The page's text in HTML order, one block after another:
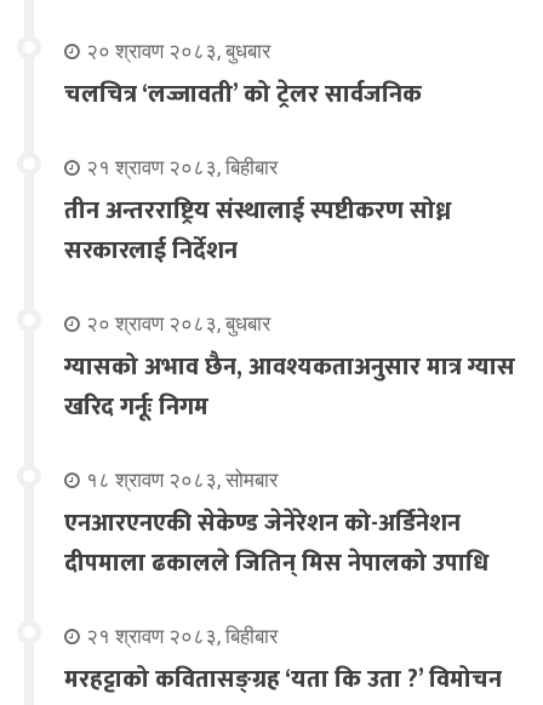
२० श्रावण २०८३, बुधबार
चलचित्र ‘लज्जावती’ को ट्रेलर सार्वजनिक
२१ श्रावण २०८३, बिहीबार
तीन अन्तरराष्ट्रिय संस्थालाई स्पष्टीकरण सोध्न
सरकारलाई निर्देशन
२० श्रावण २०८३, बुधबार
ग्यासको अभाव छैन, आवश्यकताअनुसार मात्र ग्यास
खरिद गर्नूः निगम
१८ श्रावण २०८३, सोमबार
एनआरएनएकी सेकेण्ड जेनेरेशन को-अर्डिनेशन
दीपमाला ढकालले जितिन् मिस नेपालको उपाधि
२१ श्रावण २०८३, बिहीबार
मरहट्टाको कवितासङ्ग्रह ‘यता कि उता ?’ विमोचन